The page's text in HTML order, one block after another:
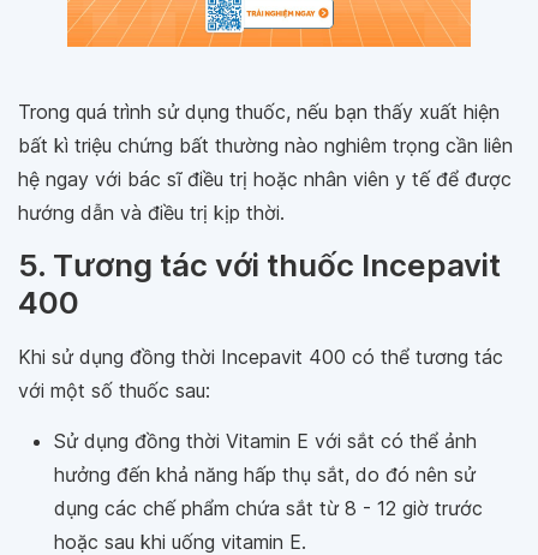
Trong quá trình sử dụng thuốc, nếu bạn thấy xuất hiện
bất kì triệu chứng bất thường nào nghiêm trọng cần liên
hệ ngay với bác sĩ điều trị hoặc nhân viên y tế để được
hướng dẫn và điều trị kịp thời.
5. Tương tác với thuốc Incepavit
400
Khi sử dụng đồng thời Incepavit 400 có thể tương tác
với một số thuốc sau:
Sử dụng đồng thời Vitamin E với sắt có thể ảnh
hưởng đến khả năng hấp thụ sắt, do đó nên sử
dụng các chế phẩm chứa sắt từ 8 - 12 giờ trước
hoặc sau khi uống vitamin E.